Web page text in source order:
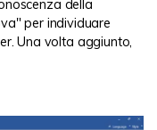
della
per individuare
Una volta aggiunto,